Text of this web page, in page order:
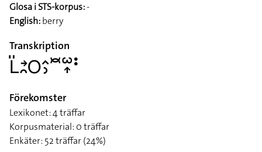
Glosa i STS-korpus:-
English:berry
Transkription
􌥈􌤺􌥔􌥘􌥆􌤵􌤶􌥫􌥱􌥾􌥻
Förekomster
Lexikonet: 4 träffar
Korpusmaterial: 0 träffar
Enkäter: 52 träffar (24%)